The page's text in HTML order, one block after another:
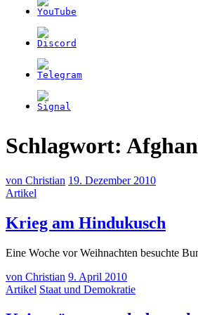
Schlagwort:
von Christian 19. Dezember 2010
Artikel
Krieg am Hindukusch
Eine Woche vor Weihnachten besuchte
von Christian 9. April 2010
Artikel Staat und Demokratie